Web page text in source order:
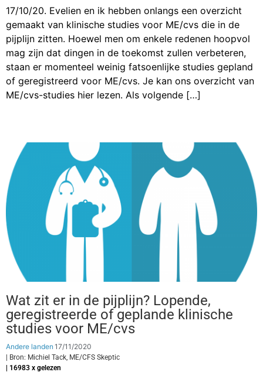
17/10/20. Evelien en ik hebben onlangs een overzicht
gemaakt van klinische studies voor ME/cvs die in de
pijplijn zitten. Hoewel men om enkele redenen hoopvol
mag zijn dat dingen in de toekomst zullen verbeteren,
staan er momenteel weinig fatsoenlijke studies gepland
of geregistreerd voor ME/cvs. Je kan ons overzicht van
ME/cvs-studies hier lezen. Als volgende […]
Wat zit er in de pijplijn? Lopende,
geregistreerde of geplande klinische
studies voor ME/cvs
Andere landen 17/11/2020
| Bron: Michiel Tack, ME/CFS Skeptic
| 16983 x gelezen